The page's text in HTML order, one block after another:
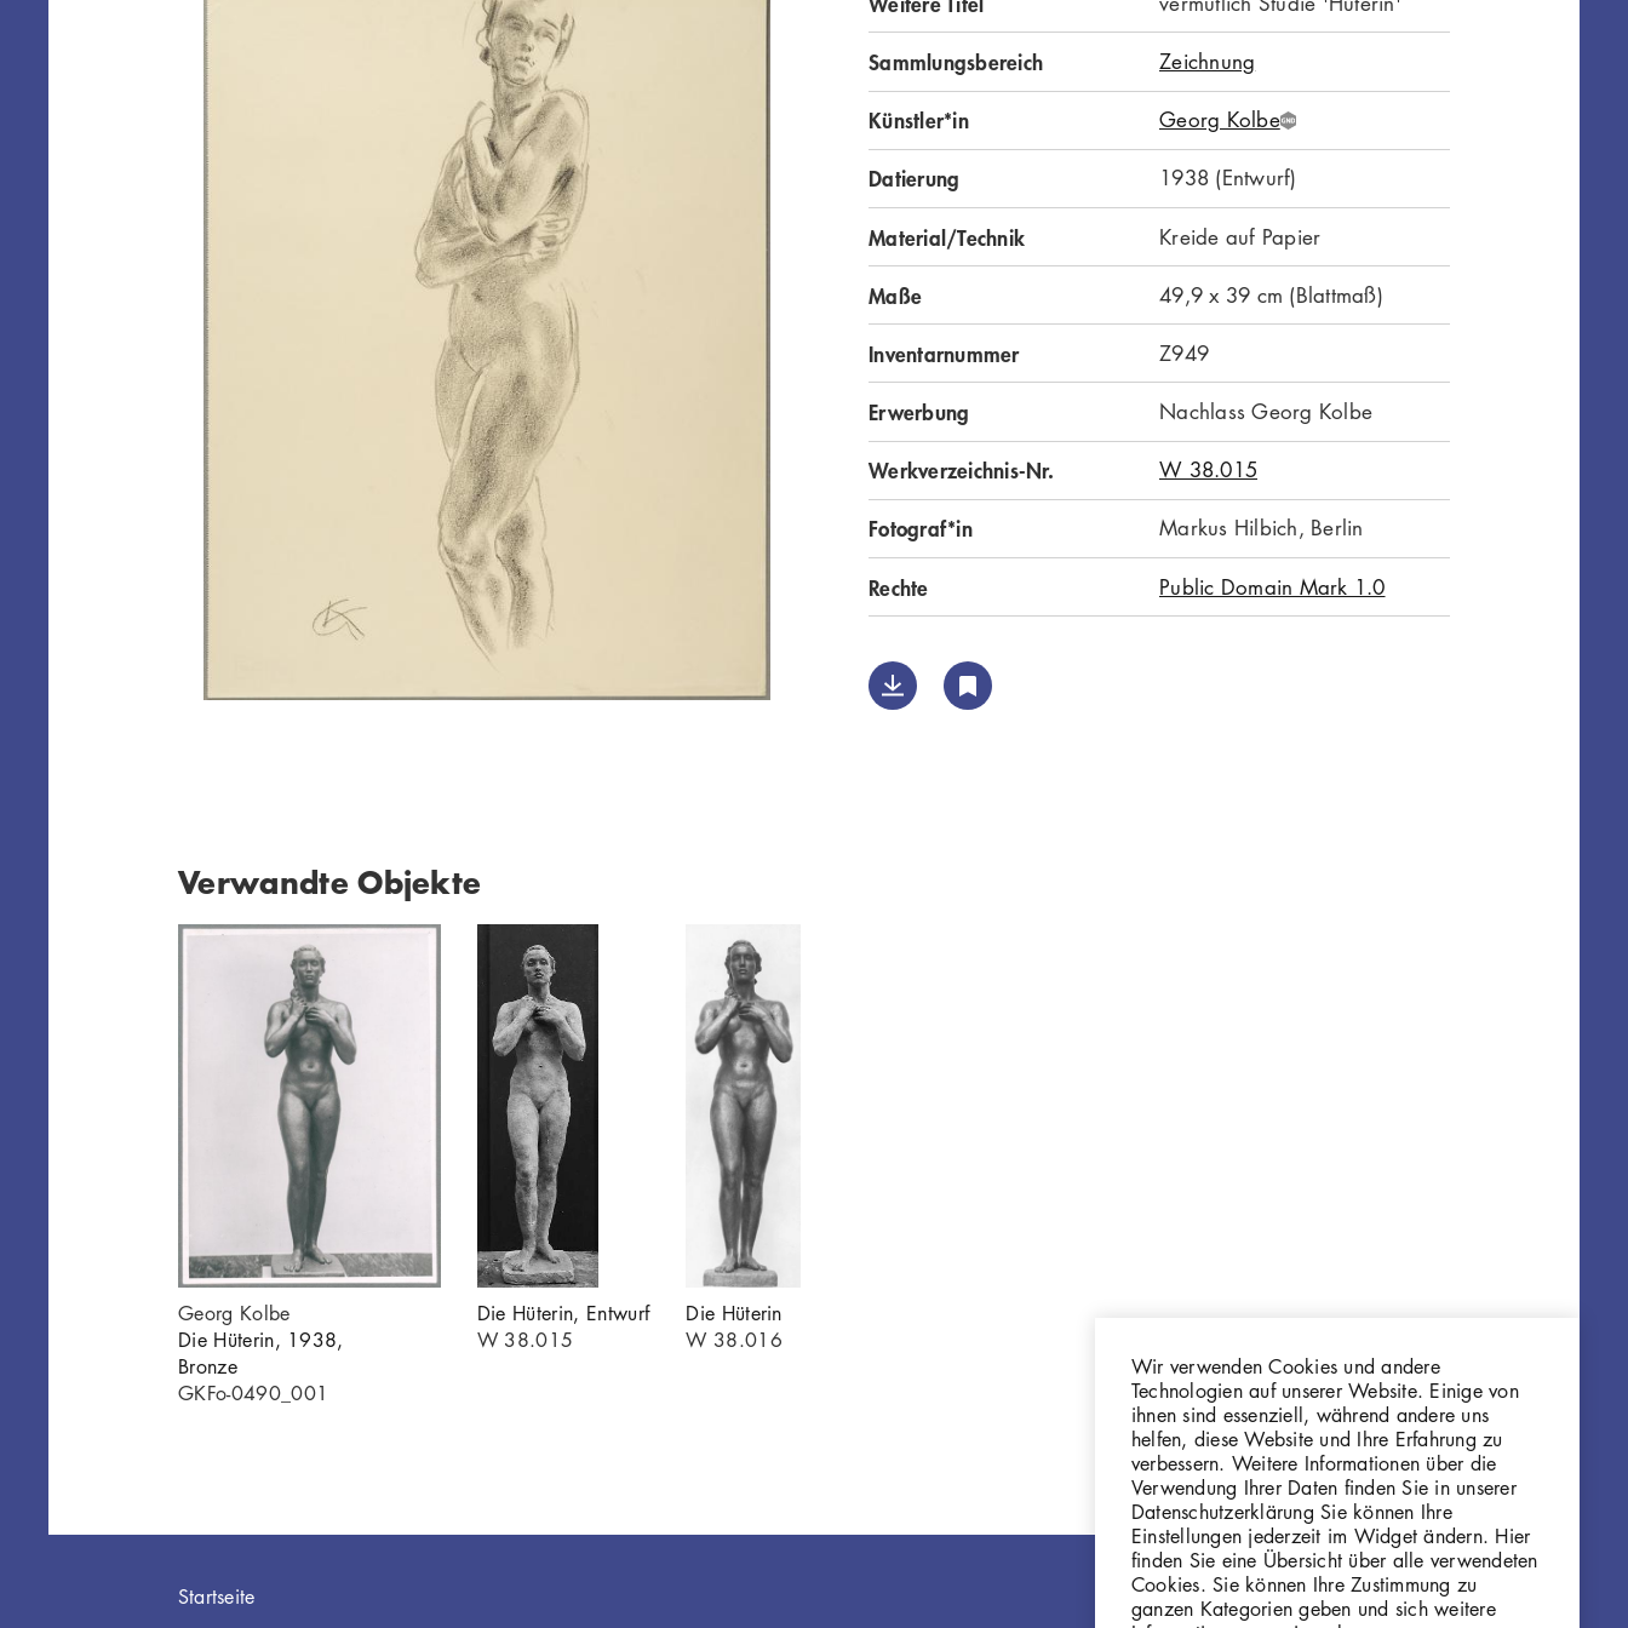
Sammlungsbereich Zeichnung
Künstler*in Georg KolbeG
N
D
Datierung 1938 (Entwurf)
Material/Technik Kreide auf Papier
Maße 49,9 x 39 cm (Blattmaß)
Inventarnummer Z949
Erwerbung Nachlass Georg Kolbe
Werkverzeichnis-Nr. W 38.015
Fotograf*in Markus Hilbich, Berlin
Rechte Public Domain Mark 1.0
Verwandte Objekte
Georg Kolbe
Die Hüterin, 1938,
Bronze
GKFo-0490_001
Die Hüterin, Entwurf
W 38.015
Die Hüterin
W 38.016
Hauptnavigation
Startseite
Wir verwenden Cookies und andere
Technologien auf unserer Website. Einige von
ihnen sind essenziell, während andere uns
helfen, diese Website und Ihre Erfahrung zu
verbessern. Weitere Informationen über die
Verwendung Ihrer Daten finden Sie in unserer
Datenschutzerklärung Sie können Ihre
Einstellungen jederzeit im Widget ändern. Hier
finden Sie eine Übersicht über alle verwendeten
Cookies. Sie können Ihre Zustimmung zu
ganzen Kategorien geben und sich weitere